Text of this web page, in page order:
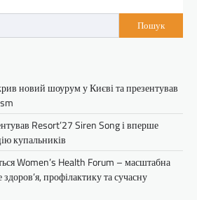
Пошук
новий шоурум у Києві та презентував
Resort’27 Siren Song і вперше
купальників
Women’s Health Forum – масштабна
профілактику та сучасну